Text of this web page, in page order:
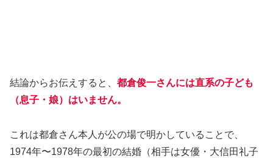
結論からお伝えすると、 都倉俊一さんには直系の子ども
（息子・娘）はいません。
これは都倉さん本人が公の場で明かしていることで、
1974年〜1978年の最初の結婚（相手は女優・大信田礼子